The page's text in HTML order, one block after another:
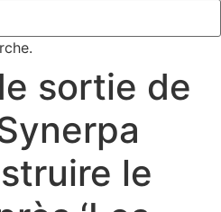
sortie de
le